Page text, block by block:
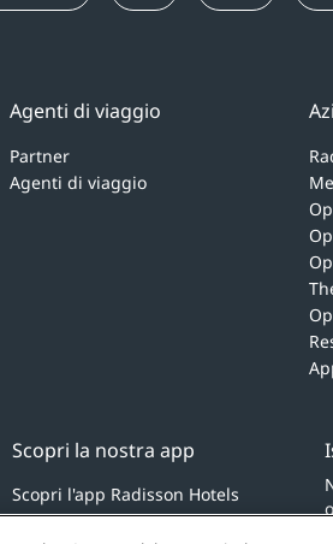
Agenti di viaggio
Partner
Agenti di viaggio
Scopri la nostra app
Scopri l'app Radisson Hotels